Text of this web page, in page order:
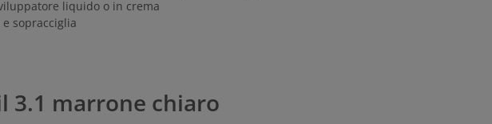
liquido o in crema
sopracciglia
3.1 marrone chiaro